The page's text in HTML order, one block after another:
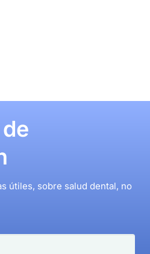
útiles, sobre salud dental, no